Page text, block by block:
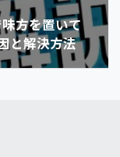
方を置いて
と解決方法